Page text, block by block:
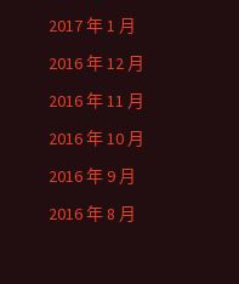
2017 年 1 月
2016 年 12 月
2016 年 11 月
2016 年 10 月
2016 年 9 月
2016 年 8 月